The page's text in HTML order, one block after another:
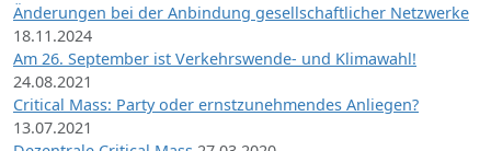
Änderungen bei der Anbindung gesellschaftlicher Netzwerke
18.11.2024
Am 26. September ist Verkehrswende- und Klimawahl!
24.08.2021
Critical Mass: Party oder ernstzunehmendes Anliegen?
13.07.2021